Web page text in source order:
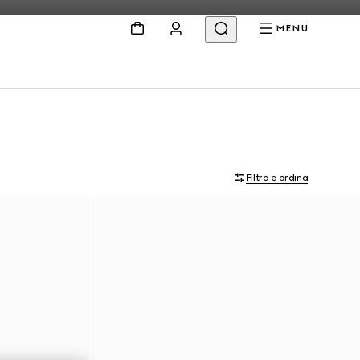
MENU
Filtra e ordina